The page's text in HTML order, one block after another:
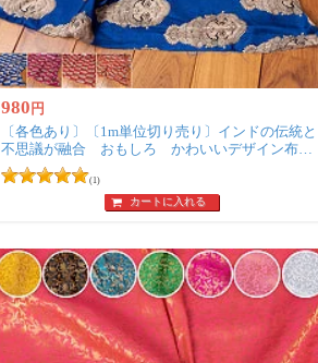
980 円
〔各色あり〕〔1m単位切り売り〕インドの伝統と
不思議が融合 おもしろ かわいいデザイン布
カタカリ〔約111cm〕
(1)
カートに入れる